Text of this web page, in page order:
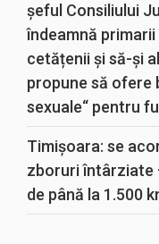
șeful Consiliului
îndeamnă
cetățenii și să-și
propune să ofere
sexuale“ pentru
Timișoara: se
zboruri întârziate
de până la 1.500